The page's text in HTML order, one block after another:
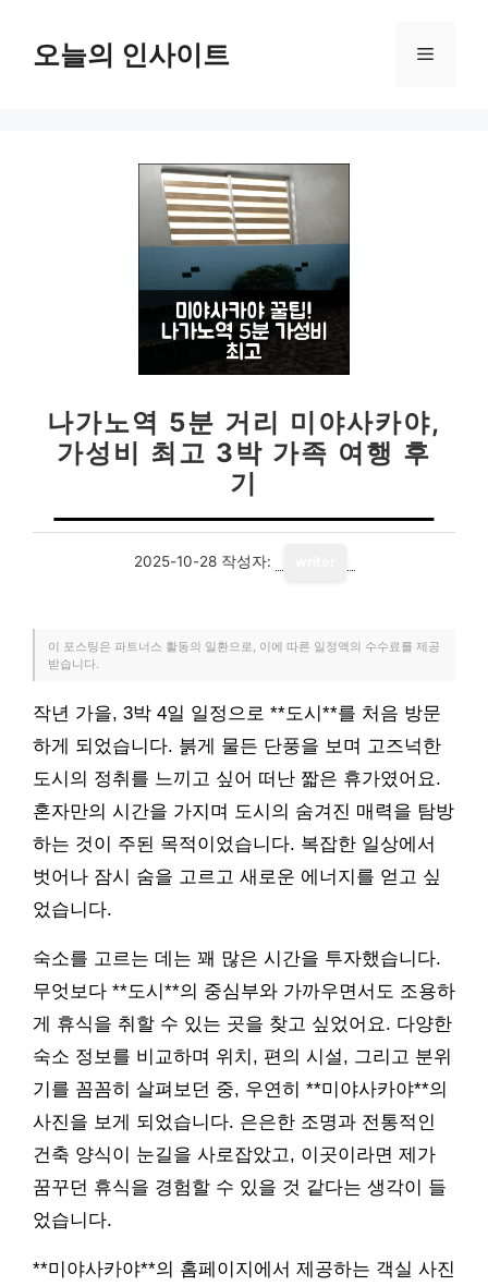
오늘의 인사이트 메
나가노역 5분 거리 미야사카야,
가성비 최고 3박 가족 여행 후
기
2025-10-28 작성자:
이 포스팅은 파트너스 활동의 일환으로, 이에 따른 일정액의 수수료를 제공
받습니다.
작년 가을, 3박 4일 일정으로 **도시**를 처음 방문
하게 되었습니다. 붉게 물든 단풍을 보며 고즈넉한
도시의 정취를 느끼고 싶어 떠난 짧은 휴가였어요.
혼자만의 시간을 가지며 도시의 숨겨진 매력을 탐방
하는 것이 주된 목적이었습니다. 복잡한 일상에서
벗어나 잠시 숨을 고르고 새로운 에너지를 얻고 싶
었습니다.
숙소를 고르는 데는 꽤 많은 시간을 투자했습니다.
무엇보다 **도시**의 중심부와 가까우면서도 조용하
게 휴식을 취할 수 있는 곳을 찾고 싶었어요. 다양한
숙소 정보를 비교하며 위치, 편의 시설, 그리고 분위
기를 꼼꼼히 살펴보던 중, 우연히 **미야사카야**의
사진을 보게 되었습니다. 은은한 조명과 전통적인
건축 양식이 눈길을 사로잡았고, 이곳이라면 제가
꿈꾸던 휴식을 경험할 수 있을 것 같다는 생각이 들
었습니다.
**미야사카야**의 홈페이지에서 제공하는 객실 사진